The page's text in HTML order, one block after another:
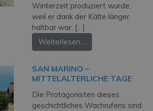
Winterzeit produziert wurde,
weil er dank der Kälte länger
haltbar war. […]
Weiterlesen…
SAN MARINO –
MITTELALTERLICHE TAGE
Die Protagonisten dieses
geschichtliches Wachrufens sind